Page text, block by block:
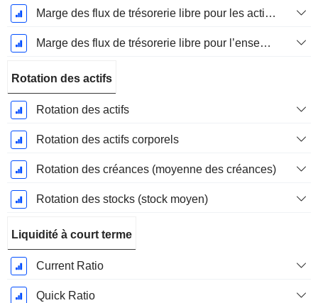
Marge des flux de trésorerie libre pour les actionnaires
Marge des flux de trésorerie libre pour l’ensemble des pourvoyeurs de fonds
Rotation des actifs
Rotation des actifs
Rotation des actifs corporels
Rotation des créances (moyenne des créances)
Rotation des stocks (stock moyen)
Liquidité à court terme
Current Ratio
Quick Ratio